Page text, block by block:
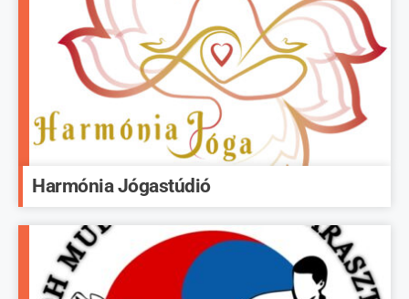
Harmónia Jógastúdió